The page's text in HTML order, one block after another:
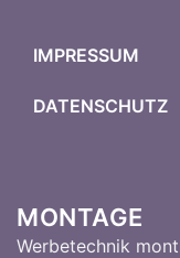
IMPRESSUM
DATENSCHUTZ
MONTAGE
Werbetechnik